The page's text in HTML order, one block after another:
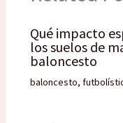
Qué impacto
los suelos de
baloncesto
baloncesto,